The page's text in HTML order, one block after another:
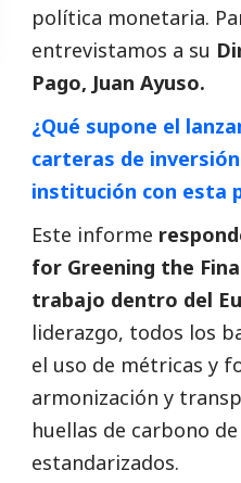
política monetaria.
entrevistamos a su
Pago, Juan Ayuso.
¿Qué supone el
carteras de
institución con esta
Este informe
for Greening the
trabajo dentro del
liderazgo, todos los
el uso de métricas y
armonización y
huellas de carbono
estandarizados.